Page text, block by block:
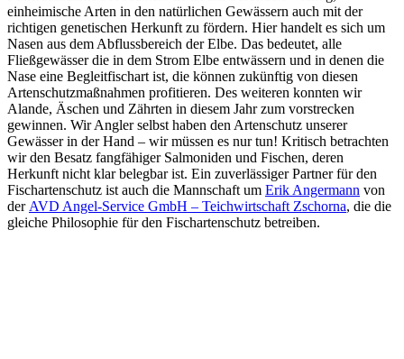
einheimische Arten in den natürlichen Gewässern auch mit der
richtigen genetischen Herkunft zu fördern. Hier handelt es sich um
Nasen aus dem Abflussbereich der Elbe. Das bedeutet, alle
Fließgewässer die in dem Strom Elbe entwässern und in denen die
Nase eine Begleitfischart ist, die können zukünftig von diesen
Artenschutzmaßnahmen profitieren. Des weiteren konnten wir
Alande, Äschen und Zährten in diesem Jahr zum vorstrecken
gewinnen. Wir Angler selbst haben den Artenschutz unserer
Gewässer in der Hand – wir müssen es nur tun! Kritisch betrachten
wir den Besatz fangfähiger Salmoniden und Fischen, deren
Herkunft nicht klar belegbar ist. Ein zuverlässiger Partner für den
Fischartenschutz ist auch die Mannschaft um Erik Angermann von
der AVD Angel-Service GmbH – Teichwirtschaft Zschorna, die die
gleiche Philosophie für den Fischartenschutz betreiben.